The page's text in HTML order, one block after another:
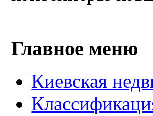
Главное меню
Киевская